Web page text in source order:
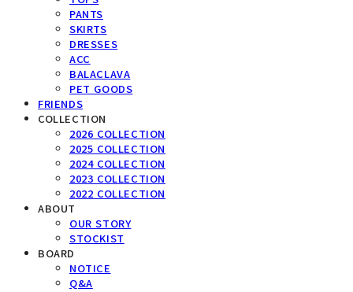
PANTS
SKIRTS
DRESSES
ACC
BALACLAVA
PET GOODS
FRIENDS
COLLECTION
2026 COLLECTION
2025 COLLECTION
2024 COLLECTION
2023 COLLECTION
2022 COLLECTION
ABOUT
OUR STORY
STOCKIST
BOARD
NOTICE
Q&A